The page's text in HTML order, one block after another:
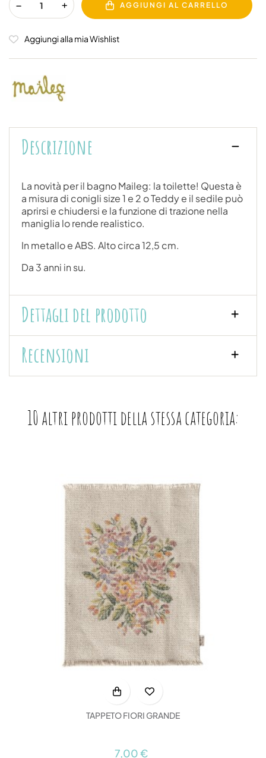
AGGIUNGI AL CARRELLO
Aggiungi alla mia Wishlist
Descrizione
La novità per il bagno Maileg: la toilette! Questa è
a misura di conigli size 1 e 2 o Teddy e il sedile può
aprirsi e chiudersi e la funzione di trazione nella
maniglia lo rende realistico.
In metallo e ABS. Alto circa 12,5 cm.
Da 3 anni in su.
Dettagli del prodotto
Recensioni
10 altri prodotti della stessa categoria:
TAPPETO FIORI GRANDE
7,00 €